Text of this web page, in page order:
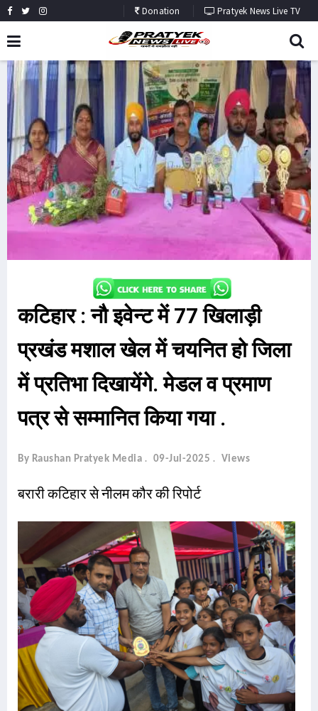
Donation Pratyek News Live TV
कटिहार : नौ इवेन्ट में 77 खिलाड़ी
प्रखंड मशाल खेल में चयनित हो जिला
में प्रतिभा दिखायेंगे. मेडल व प्रमाण
पत्र से सम्मानित किया गया .
By Raushan Pratyek Media 09-Jul-2025 Views
बरारी कटिहार से नीलम कौर की रिपोर्ट